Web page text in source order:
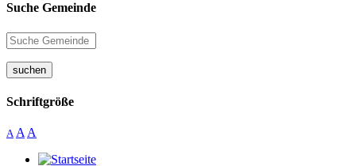
Suche Gemeinde
suchen
Schriftgröße
A A A